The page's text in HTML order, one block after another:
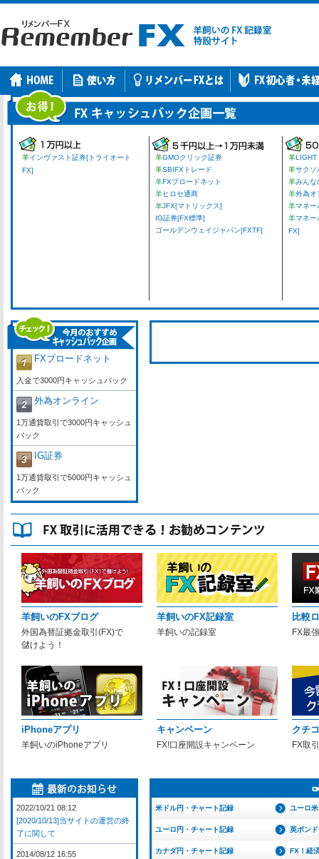
羊インヴァスト証券[トライオート
FX]
羊GMOクリック証券
羊SBIFXトレード
羊FXブロードネット
羊ヒロセ通商
羊JFX[マトリックス]
IG証券[FX標準]
ゴールデンウェイジャパン[FXTF]
羊LIGHT
羊サクソ
羊みんな
羊外為オ
羊マネー
羊マネー
FX]
FXブロードネット
入金で3000円キャッシュバック
外為オンライン
1万通貨取引で3000円キャッシュ
バック
IG証券
1万通貨取引で5000円キャッシュ
バック
羊飼いのFXブログ
外国為替証拠金取引(FX)で
儲けよう！
羊飼いのFX記録室
羊飼いの記録室
比較
FX最
iPhoneアプリ
羊飼いのiPhoneアプリ
キャンペーン
FX!口座開設キャンペーン
クチ
FX取
米ドル円・チャート記録 ユーロ
ユーロ円・チャート記録 英ポン
カナダ円・チャート記録 FX！経
2022/10/21 08:12
[2020/10/13]当サイトの運営の終
了に関して
2014/08/12 16:55